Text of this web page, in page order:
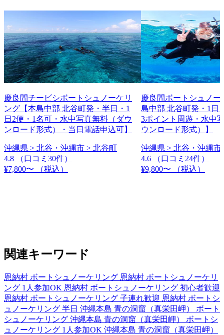
慶良間チービシボートシュノーケリ
ング【本島中部 北谷町発・半日・1
日2便・1名可・水中写真無料（ダウ
ンロード形式）・当日電話申込可】
沖縄県 > 北谷・沖縄市 > 北谷町
4.8
（口コミ30件）
¥7,800〜
（税込）
慶良間ボートシュノー
島中部 北谷町発・1日
3ポイント周遊・水中
ウンロード形式）】
沖縄県 > 北谷・沖縄市
4.6
（口コミ24件）
¥9,800〜
（税込）
関連キーワード
恩納村 ボートシュノーケリング 恩納村 ボートシュノーケリ
ング 1人参加OK 恩納村 ボートシュノーケリング 初心者歓迎
恩納村 ボートシュノーケリング 子連れ歓迎 恩納村 ボートシ
ュノーケリング 半日 沖縄本島 青の洞窟（真栄田岬） ボート
シュノーケリング 沖縄本島 青の洞窟（真栄田岬） ボートシ
ュノーケリング 1人参加OK 沖縄本島 青の洞窟（真栄田岬）